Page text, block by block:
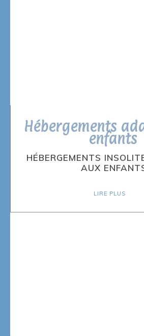
Hébergements
enfants
HÉBERGEMENTS
AUX
LIRE PLUS